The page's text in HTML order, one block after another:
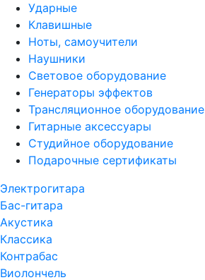
Ударные
Клавишные
Ноты, самоучители
Наушники
Световое оборудование
Генераторы эффектов
Трансляционное оборудование
Гитарные аксессуары
Студийное оборудование
Подарочные сертификаты
Электрогитара
Бас-гитара
Акустика
Классика
Контрабас
Виолончель